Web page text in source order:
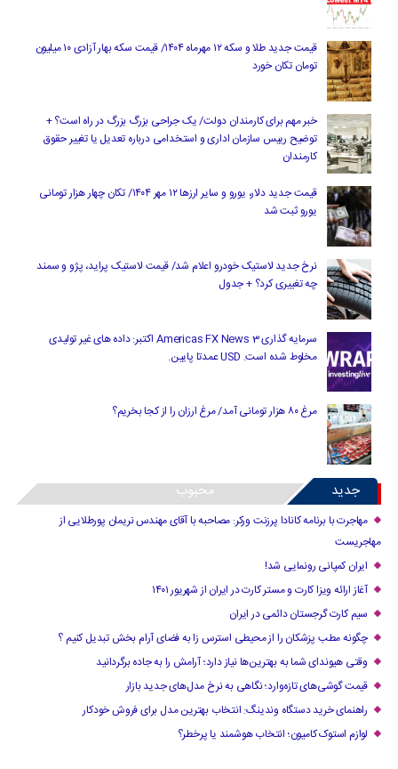
قیمت جدید طلا و سکه ۱۲ مهرماه ۱۴۰۴/ قیمت سکه بهار آزادی ۱۰ میلیون
تومان تکان خورد
خبر مهم برای کارمندان دولت/ یک جراحی بزرگ بزرگ در راه است؟ +
توضیح رییس سازمان اداری و استخدامی درباره تعدیل یا تغییر حقوق
کارمندان
قیمت جدید دلار، یورو و سایر ارزها ۱۲ مهر ۱۴۰۴/ تکان چهار هزار تومانی
یورو ثبت شد
نرخ جدید لاستیک خودرو اعلام شد/ قیمت لاستیک پراید، پژو و سمند
چه تغییری کرد؟ + جدول
سرمایه گذاری Americas FX News 3 اکتبر: داده های غیر تولیدی
مخلوط شده است. USD عمدتا پایین.
مرغ ۸۰ هزار تومانی آمد/ مرغ ارزان را از کجا بخریم؟
جدید محبوب
مهاجرت با برنامه کانادا پرزنت ورکر: مصاحبه با آقای مهندس نریمان پورطلایی از
مهاجریست
ایران کمپانی رونمایی شد!
آغاز ارائه ویزا کارت و مستر کارت در ایران از شهریور ۱۴۰۱
سیم کارت گرجستان دائمی در ایران
چگونه مطب پزشکان را از محیطی استرس زا به فضای آرام بخش تبدیل کنیم ؟
وقتی هیوندای شما به بهترین‌ها نیاز دارد؛ آرامش را به جاده برگردانید
قیمت گوشی‌های تازه‌وارد؛ نگاهی به نرخ مدل‌های جدید بازار
راهنمای خرید دستگاه وندینگ: انتخاب بهترین مدل برای فروش خودکار
لوازم استوک کامیون؛ انتخاب هوشمند یا پرخطر؟